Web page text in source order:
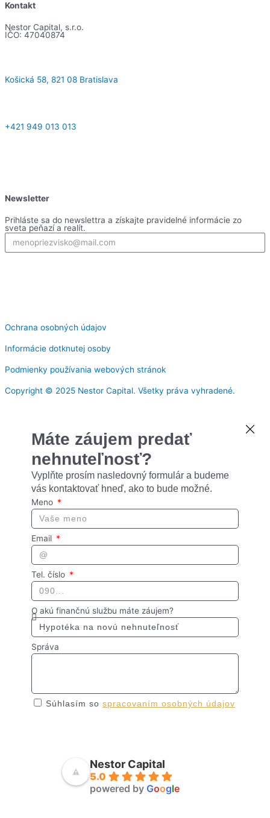
Kontakt
Nestor Capital, s.r.o.
IČO: 47040874
Košická 58, 821 08 Bratislava​
+421 949 013 013
a
c
e
o
k
s
t
r
a
m
n
k
i
n
u
t
Newsletter
Prihláste sa do newslettra a získajte pravidelné informácie zo
sveta peňazí a realít.
Ochrana osobných údajov
Informácie dotknutej osoby
Podmienky používania webových stránok
Copyright © 2025 Nestor Capital. Všetky práva vyhradené.
Máte záujem predať
nehnuteľnosť?
Vyplňte prosím nasledovný formulár a budeme
vás kontaktovať hneď, ako to bude možné.
Meno
Email
Tel. číslo
O akú finančnú službu máte záujem?
Správa
Súhlasím sospracovaním osobných údajov
Nestor Capital
5.0
powered by Google